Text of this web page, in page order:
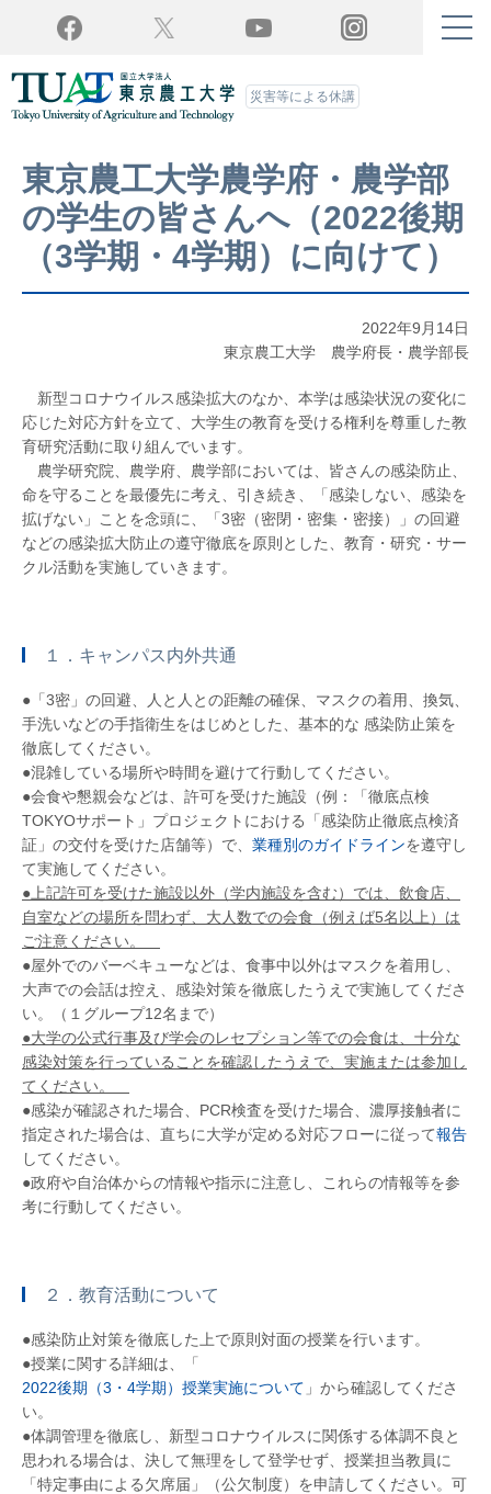
Facebook YouTube Instagram
災害等による休講
東京農工大学農学府・農学部
の学生の皆さんへ（2022後期
（3学期・4学期）に向けて）
2022年9月14日
東京農工大学 農学府長・農学部長
新型コロナウイルス感染拡大のなか、本学は感染状況の変化に
応じた対応方針を立て、大学生の教育を受ける権利を尊重した教
育研究活動に取り組んでいます。
農学研究院、農学府、農学部においては、皆さんの感染防止、
命を守ることを最優先に考え、引き続き、「感染しない、感染を
拡げない」ことを念頭に、「3密（密閉・密集・密接）」の回避
などの感染拡大防止の遵守徹底を原則とした、教育・研究・サー
クル活動を実施していきます。
１．キャンパス内外共通
●「3密」の回避、人と人との距離の確保、マスクの着用、換気、
手洗いなどの手指衛生をはじめとした、基本的な 感染防止策を
徹底してください。
●混雑している場所や時間を避けて行動してください。
●会食や懇親会などは、許可を受けた施設（例：「徹底点検
TOKYOサポート」プロジェクトにおける「感染防止徹底点検済
証」の交付を受けた店舗等）で、 業種別のガイドラインを遵守し
て実施してください。
●上記許可を受けた施設以外（学内施設を含む）では、飲食店、
自室などの場所を問わず、大人数での会食（例えば5名以上）は
ご注意ください。
●屋外でのバーベキューなどは、食事中以外はマスクを着用し、
大声での会話は控え、感染対策を徹底したうえで実施してくださ
い。（１グループ12名まで）
●大学の公式行事及び学会のレセプション等での会食は、十分な
感染対策を行っていることを確認したうえで、実施または参加し
てください。
●感染が確認された場合、PCR検査を受けた場合、濃厚接触者に
指定された場合は、直ちに大学が定める対応フローに従って報告
してください。
●政府や自治体からの情報や指示に注意し、これらの情報等を参
考に行動してください。
２．教育活動について
●感染防止対策を徹底した上で原則対面の授業を行います。
●授業に関する詳細は、「
2022後期（3・4学期）授業実施について 」から確認してくださ
い。
●体調管理を徹底し、新型コロナウイルスに関係する体調不良と
思われる場合は、決して無理をして登学せず、授業担当教員に
「特定事由による欠席届」（公欠制度）を申請してください。可